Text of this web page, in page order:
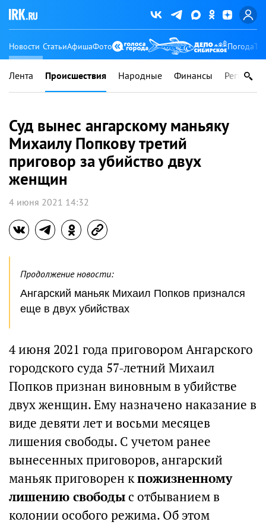
Новости СтатьиАфишаФото Погода
Лента Происшествия Народные Финансы Регионы
Суд вынес ангарскому маньяку
Михаилу Попкову третий
приговор за убийство двух
женщин
4 июня 2021 14:32
Продолжение новости:
Ангарский маньяк Михаил Попков признался
еще в двух убийствах
4 июня 2021 года приговором Ангарского
городского суда 57-летний Михаил
Попков признан виновным в убийстве
двух женщин. Ему назначено наказание в
виде девяти лет и восьми месяцев
лишения свободы. С учетом ранее
вынесенных приговоров, ангарский
маньяк приговорен кпожизненному
лишению свободыс отбыванием в
колонии особого режима. Об этом